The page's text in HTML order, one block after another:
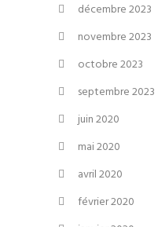
décembre 2023
novembre 2023
octobre 2023
septembre 2023
juin 2020
mai 2020
avril 2020
février 2020